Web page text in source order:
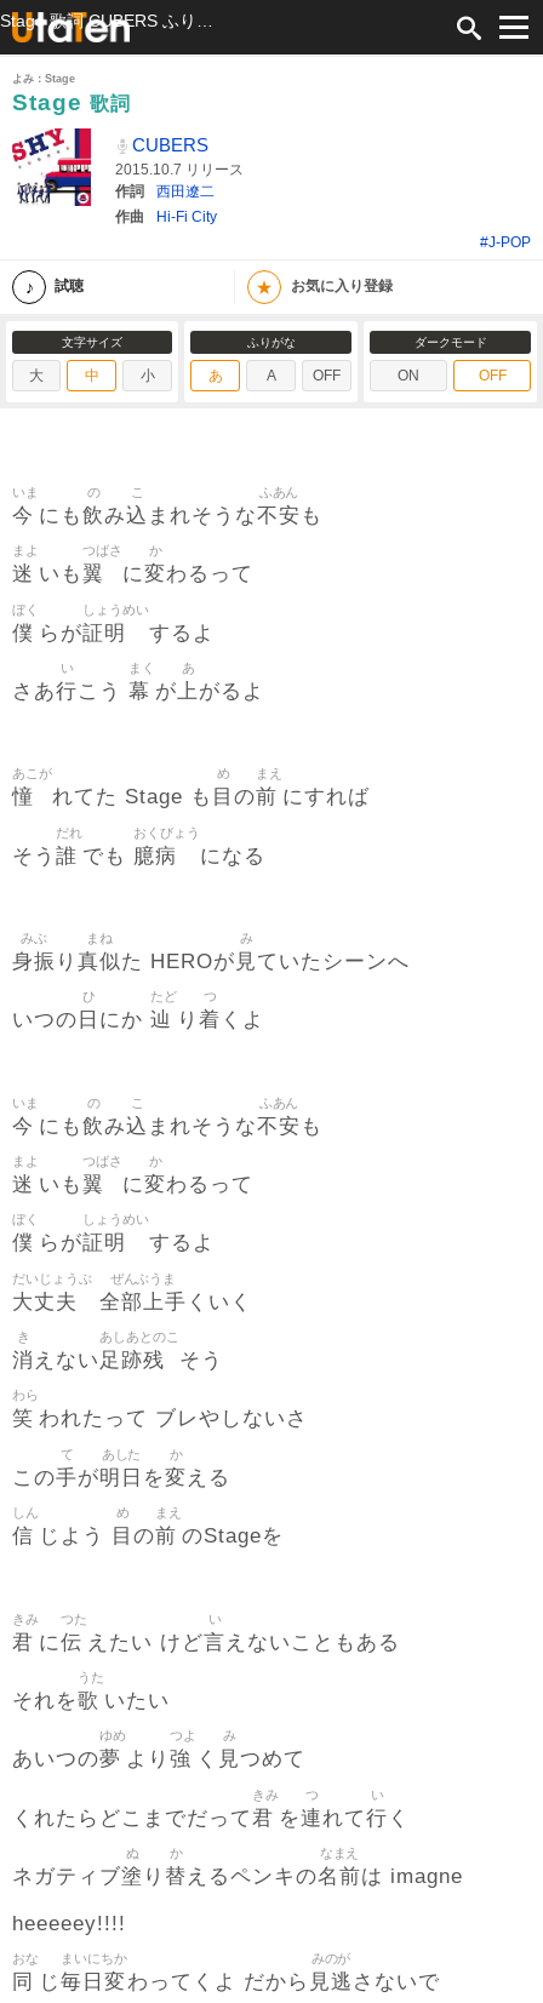
よみ：Stage
Stage 歌詞
CUBERS
2015.10.7 リリース
作詞
西田遼二
作曲
Hi-Fi City
#J-POP
試聴 ★ お気に入り登録
文字サイズ
大 中 小
ふりがな
あ A OFF
ダークモード
ON OFF
今
いま
にも飲
の
み込
こ
まれそうな不安
ふあん
も
迷
まよ
いも翼
つばさ
に変
か
わるって
僕
ぼく
らが証明
しょうめい
するよ
さあ行
い
こう 幕
まく
が上
あ
がるよ
憧
あこが
れてた Stage も 目
め
の前
まえ
にすれば
そう 誰
だれ
でも 臆病
おくびょう
になる
身振
みぶ
り 真似
まね
た HEROが 見
み
ていたシーンへ
いつの 日
ひ
にか 辿
たど
り 着
つ
くよ
今
いま
にも飲
の
み込
こ
まれそうな不安
ふあん
も
迷
まよ
いも翼
つばさ
に変
か
わるって
僕
ぼく
らが証明
しょうめい
するよ
大丈夫
だいじょうぶ
全部上手
ぜんぶうま
くいく
消
き
えない 足跡残
あしあとのこ
そう
笑
わら
われたって ブレやしないさ
この手
て
が明日
あした
を変
か
える
信
しん
じよう 目
め
の前
まえ
のStageを
君
きみ
に伝
つた
えたい けど言
い
えないこともある
それを歌
うた
いたい
あいつの夢
ゆめ
より 強
つよ
く 見
み
つめて
くれたらどこまでだって君
きみ
を連
つ
れて行
い
く
ネガティブ塗
ぬ
り 替
か
えるペンキの名前
なまえ
は imagne
heeeeey!!!!
同
おな
じ毎日変
まいにちか
わってくよ だから 見逃
みのが
さないで